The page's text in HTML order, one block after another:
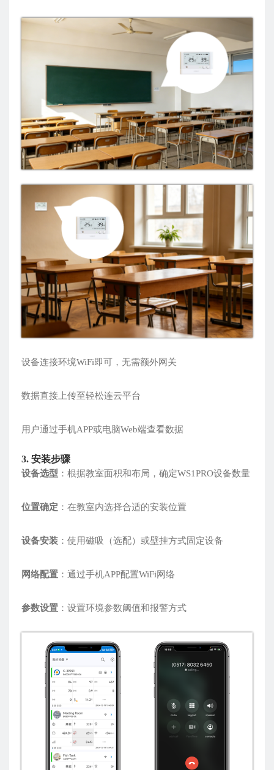
设备连接环境WiFi即可，无需额外网关
数据直接上传至轻松连云平台
用户通过手机APP或电脑Web端查看数据
3. 安装步骤
设备选型 ：根据教室面积和布局，确定WS1PRO设备数量
位置确定 ：在教室内选择合适的安装位置
设备安装 ：使用磁吸（选配）或壁挂方式固定设备
网络配置 ：通过手机APP配置WiFi网络
参数设置 ：设置环境参数阈值和报警方式